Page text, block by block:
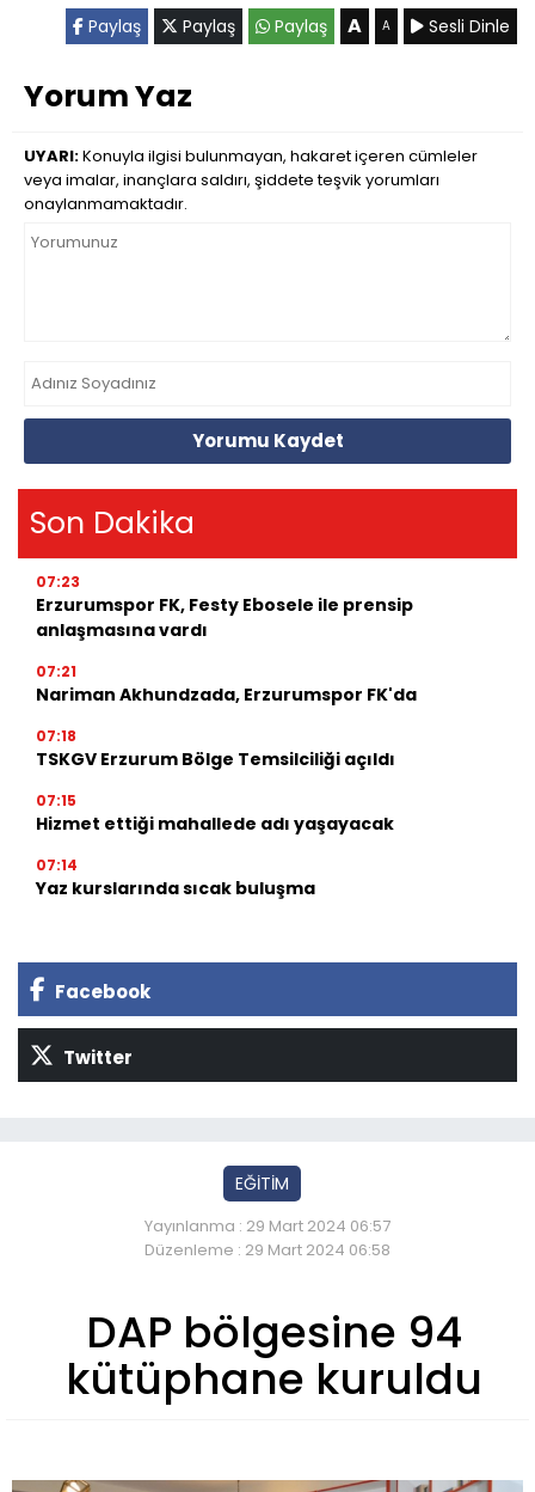
Paylaş Paylaş Paylaş A A Sesli Dinle
Yorum Yaz
UYARI:Konuyla ilgisi bulunmayan, hakaret içeren cümleler
veya imalar, inançlara saldırı, şiddete teşvik yorumları
onaylanmamaktadır.
Yorumu Kaydet
Son Dakika
07:23
Erzurumspor FK, Festy Ebosele ile prensip
anlaşmasına vardı
07:21
Nariman Akhundzada, Erzurumspor FK'da
07:18
TSKGV Erzurum Bölge Temsilciliği açıldı
07:15
Hizmet ettiği mahallede adı yaşayacak
07:14
Yaz kurslarında sıcak buluşma
Facebook
Twitter
EĞİTİM
Yayınlanma : 29 Mart 2024 06:57
Düzenleme : 29 Mart 2024 06:58
DAP bölgesine 94
kütüphane kuruldu